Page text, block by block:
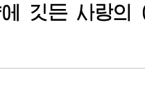
깃든 사랑의